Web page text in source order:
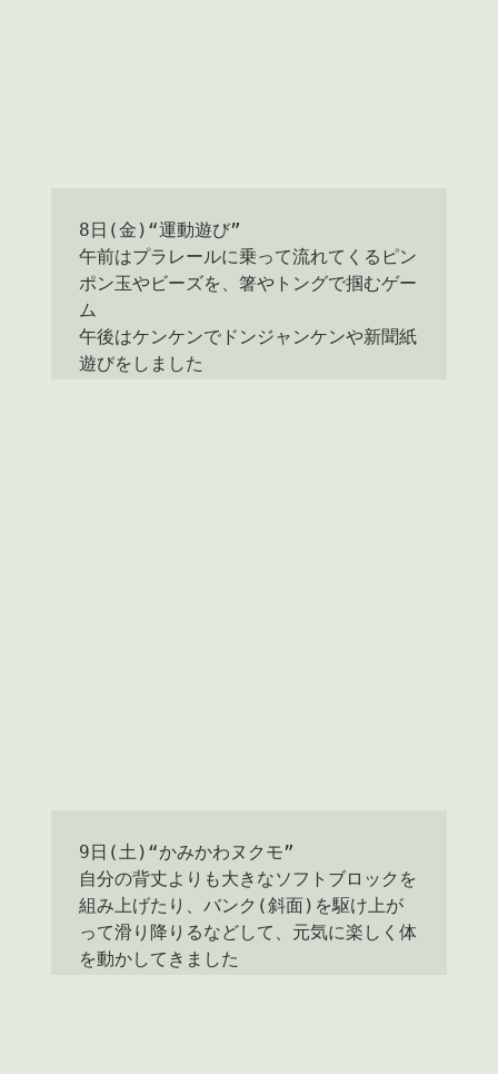
8日(金)“運動遊び”
午前はプラレールに乗って流れてくるピン
ポン玉やビーズを、箸やトングで掴むゲー
ム
午後はケンケンでドンジャンケンや新聞紙
9日(土)“かみかわヌクモ”
自分の背丈よりも大きなソフトブロックを
組み上げたり、バンク(斜面)を駆け上が
って滑り降りるなどして、元気に楽しく体